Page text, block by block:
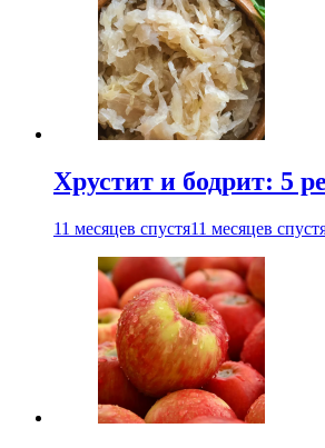
Хрустит и бодрит: 5
11 месяцев спустя11 месяцев